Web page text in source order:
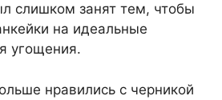
слишком занят тем, чтобы
на идеальные
угощения.
нравились с черникой